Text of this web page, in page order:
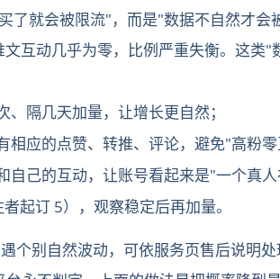
了就会被限流"，而是"数据不自然才
互动几乎为零，比例严重失衡。这类"
隔几天加量，让增长更自然；
相应的点赞、转推、评论，避免"高粉零
自己的互动，让账号看起来是"一个真人
起订 5），观察稳定后再加量。
个别自然波动，可依服务页售后说明